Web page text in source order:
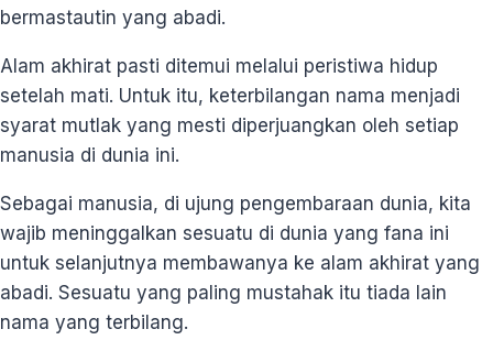
bermastautin yang abadi.
Alam akhirat pasti ditemui melalui peristiwa hidup
setelah mati. Untuk itu, keterbilangan nama menjadi
syarat mutlak yang mesti diperjuangkan oleh setiap
manusia di dunia ini.
Sebagai manusia, di ujung pengembaraan dunia, kita
wajib meninggalkan sesuatu di dunia yang fana ini
untuk selanjutnya membawanya ke alam akhirat yang
abadi. Sesuatu yang paling mustahak itu tiada lain
nama yang terbilang.